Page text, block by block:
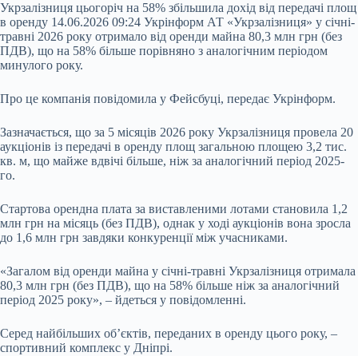
Укрзалізниця цьогоріч на 58% збільшила дохід від передачі площ
в оренду 14.06.2026 09:24 Укрінформ АТ «Укрзалізниця» у січні-
травні 2026 року отримало від оренди майна 80,3 млн грн (без
ПДВ), що на 58% більше порівняно з аналогічним періодом
минулого року.
Про це компанія повідомила у Фейсбуці, передає Укрінформ.
Зазначається, що за 5 місяців 2026 року Укрзалізниця провела 20
аукціонів із передачі в оренду площ загальною площею 3,2 тис.
кв. м, що майже вдвічі більше, ніж за аналогічний період 2025-
го.
Стартова орендна плата за виставленими лотами становила 1,2
млн грн на місяць (без ПДВ), однак у ході аукціонів вона зросла
до 1,6 млн грн завдяки конкуренції між учасниками.
«Загалом від оренди майна у січні-травні Укрзалізниця отримала
80,3 млн грн (без ПДВ), що на 58% більше ніж за аналогічний
період 2025 року», – йдеться у повідомленні.
Серед найбільших об’єктів, переданих в оренду цього року, –
спортивний комплекс у Дніпрі.